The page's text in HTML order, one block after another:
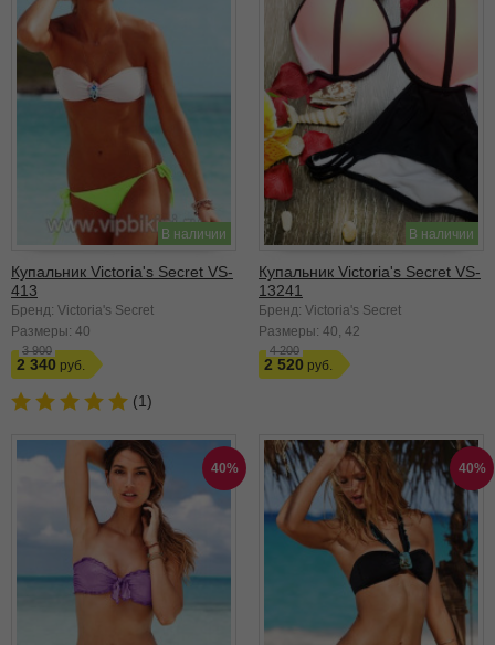
В наличии
Купальник Victoria's Secret VS-
413
Бренд: Victoria's Secret
Размеры: 40
3 900
2 340
(1)
В наличии
Купальник Victoria's Secret VS-
13241
Бренд: Victoria's Secret
Размеры: 40 42
4 200
2 520
40% 40%